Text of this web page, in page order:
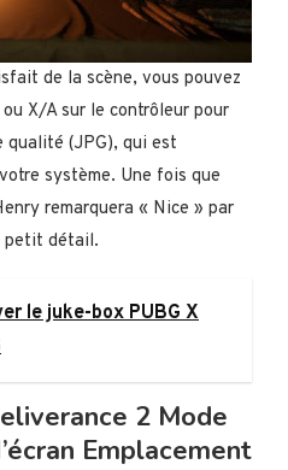
de la scène, vous pouvez
X/A sur le contrôleur pour
qualité (JPG), qui est
système. Une fois que
remarquera « Nice » par
petit détail.
le juke-box PUBG X
2 Mode
Emplacement